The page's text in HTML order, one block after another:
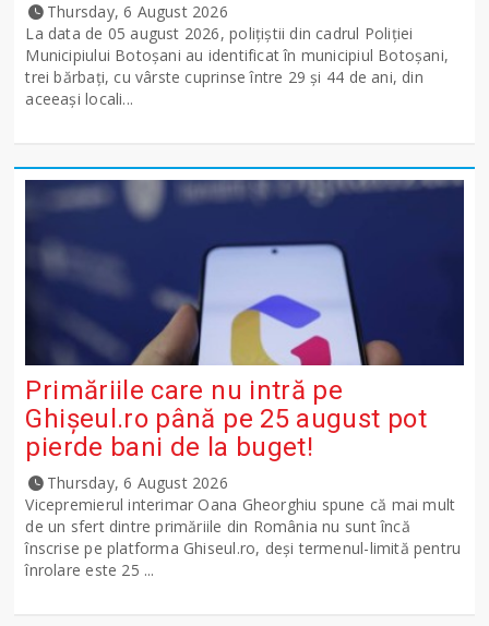
Thursday, 6 August 2026
La data de 05 august 2026, polițiștii din cadrul Poliției
Municipiului Botoșani au identificat în municipiul Botoșani,
trei bărbați, cu vârste cuprinse între 29 și 44 de ani, din
aceeași locali...
Primăriile care nu intră pe
Ghişeul.ro până pe 25 august pot
pierde bani de la buget!
Thursday, 6 August 2026
Vicepremierul interimar Oana Gheorghiu spune că mai mult
de un sfert dintre primăriile din România nu sunt încă
înscrise pe platforma Ghiseul.ro, deși termenul-limită pentru
înrolare este 25 ...